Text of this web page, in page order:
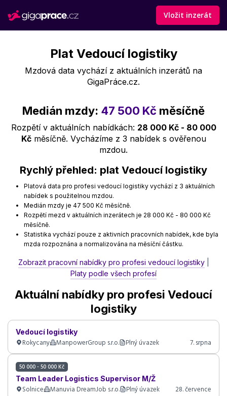
Vložit inzerát
Plat Vedoucí logistiky
Mzdová data vychází z aktuálních inzerátů na
GigaPráce.cz.
Medián mzdy: 47 500 Kč měsíčně
Rozpětí v aktuálních nabídkách: 28 000 Kč - 80 000
Kčměsíčně. Vycházíme z 3 nabídek s ověřenou
mzdou.
Rychlý přehled: plat Vedoucí logistiky
Platová data pro profesi vedoucí logistiky vychází z 3 aktuálních
nabídek s použitelnou mzdou.
Medián mzdy je 47 500 Kč měsíčně.
Rozpětí mezd v aktuálních inzerátech je 28 000 Kč - 80 000 Kč
měsíčně.
Statistika vychází pouze z aktivních pracovních nabídek, kde byla
mzda rozpoznána a normalizována na měsíční částku.
Zobrazit pracovní nabídky pro profesi vedoucí logistiky
Platy podle všech profesí
Aktuální nabídky pro profesi Vedoucí
logistiky
Vedoucí logistiky
Rokycany ManpowerGroup s.r.o. Plný úvazek 7. srpna
50 000 - 50 000 Kč
Team Leader Logistics Supervisor M/Ž
Solnice Manuvia DreamJob s.r.o. Plný úvazek 28. července